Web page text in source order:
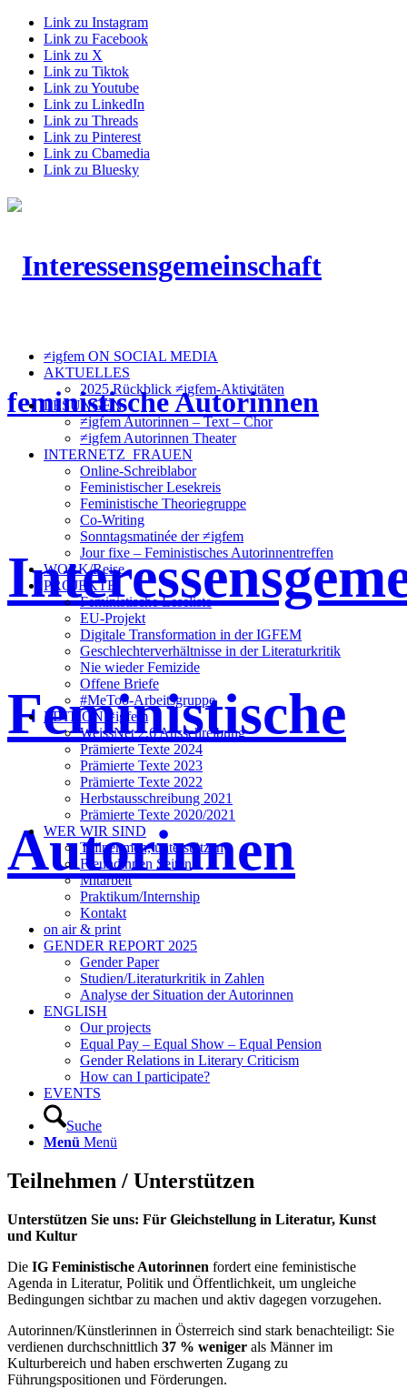
Link zu Instagram
Link zu Facebook
Link zu X
Link zu Tiktok
Link zu Youtube
Link zu LinkedIn
Link zu Threads
Link zu Pinterest
Link zu Cbamedia
Link zu Bluesky
Feministische
Autorinnen
≠igfem ON SOCIAL MEDIA
AKTUELLES
2025 Rückblick ≠igfem-Aktivitäten
LESUNGEN
≠igfem Autorinnen – Text – Chor
≠igfem Autorinnen Theater
INTERNETZ_FRAUEN
Online-Schreiblabor
Feministischer Lesekreis
Feministische Theoriegruppe
Co-Writing
Sonntagsmatinée der ≠igfem
Jour fixe – Feministisches Autorinnentreffen
WORK/Reise
PROJEKTE
Feministische Leseliste
EU-Projekt
Digitale Transformation in der IGFEM
Geschlechterverhältnisse in der Literaturkritik
Nie wieder Femizide
Offene Briefe
#MeToo-Arbeitsgruppe
EDITION ≠igfem
WeissNet 2.6 Ausschreibung
Prämierte Texte 2024
Prämierte Texte 2023
Prämierte Texte 2022
Herbstausschreibung 2021
Prämierte Texte 2020/2021
WER WIR SIND
Teilnehmen, unterstützen
Freundinnen Seiten
Mitarbeit
Praktikum/Internship
Kontakt
on air & print
GENDER REPORT 2025
Gender Paper
Studien/Literaturkritik in Zahlen
Analyse der Situation der Autorinnen
ENGLISH
Our projects
Equal Pay – Equal Show – Equal Pension
Gender Relations in Literary Criticism
How can I participate?
EVENTS
Suche
Menü Menü
Teilnehmen / Unterstützen
Unterstützen Sie uns: Für Gleichstellung in Literatur, Kunst
und Kultur
Die IG Feministische Autorinnen fordert eine feministische
Agenda in Literatur, Politik und Öffentlichkeit, um ungleiche
Bedingungen sichtbar zu machen und aktiv dagegen vorzugehen.
Autorinnen/Künstlerinnen in Österreich sind stark benachteiligt: Sie
verdienen durchschnittlich 37 % weniger als Männer im
Kulturbereich und haben erschwerten Zugang zu
Führungspositionen und Förderungen.